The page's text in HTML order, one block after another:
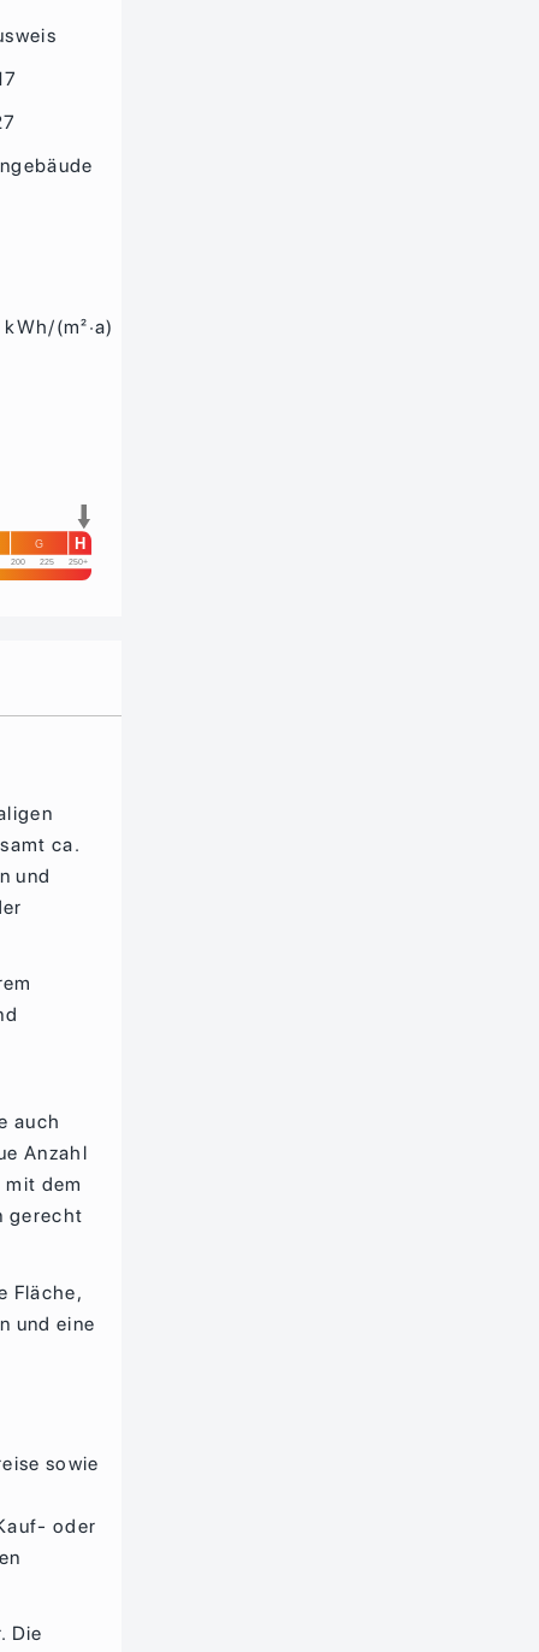
(m²·a)
200 225 250+
G H
ca.
und
auch
Anzahl
dem
gerecht
Fläche,
und eine
sowie
oder
Die